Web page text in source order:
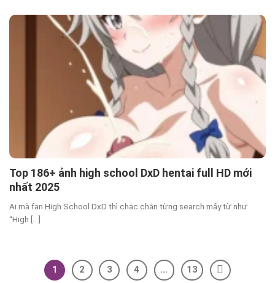
Top 186+ ảnh high school DxD hentai full HD mới
nhất 2025
Ai mà fan High School DxD thì chắc chắn từng search mấy từ như
“High [...]
1 2 3 4 … 13